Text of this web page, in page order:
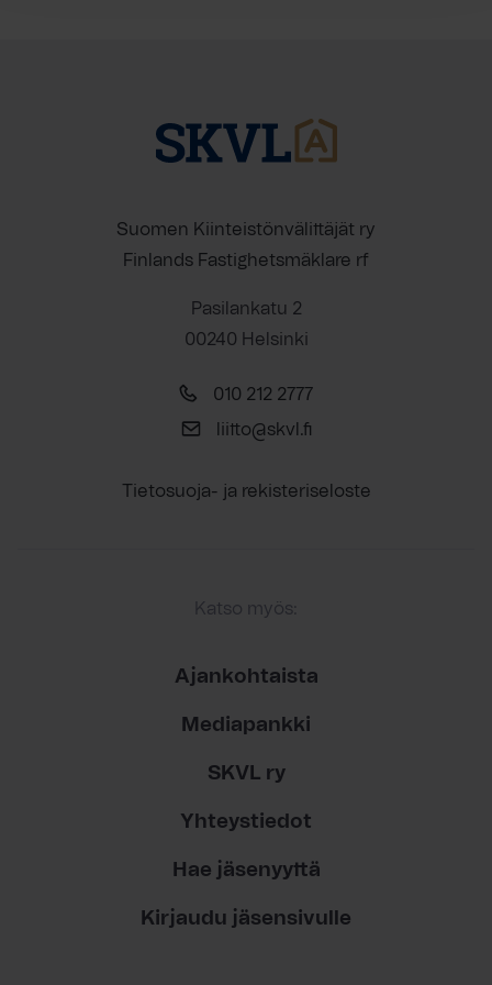
Suomen Kiinteistönvälittäjät ry
Finlands Fastighetsmäklare rf
Pasilankatu 2
00240 Helsinki
010 212 2777
liitto@skvl.fi
Tietosuoja- ja rekisteriseloste
Katso myös:
Ajankohtaista
Mediapankki
SKVL ry
Yhteystiedot
Hae jäsenyyttä
Kirjaudu jäsensivulle